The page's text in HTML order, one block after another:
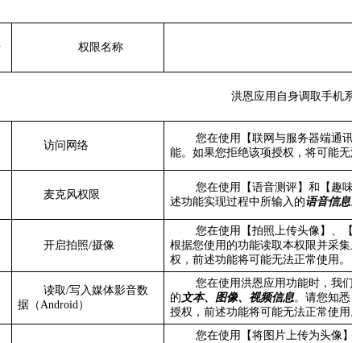
权限名称
洪恩应用自身调取手机
访问网络
您在使用【联网与服务器端通
能。如果您拒绝该项授权，将可能无
麦克风权限
您在使用【语音测评】和【趣
述功能实现过程中所输入的语音信息
开启拍照/摄像
您在使用【拍照上传头像】、
根据您使用的功能读取本权限并采
权，前述功能将可能无法正常使用。
读取/写入媒体影音数
据（Android）
您在使用洪恩应用功能时，我
的文本、图像、视频信息。请您知
授权，前述功能将可能无法正常使用
您在使用【将图片上传为头像